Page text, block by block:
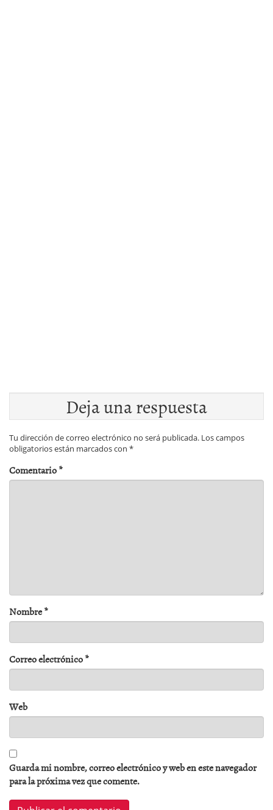
Deja una respuesta
Tu dirección de correo electrónico no será publicada. Los campos
obligatorios están marcados con *
Comentario*
Nombre*
Correo electrónico*
Web
Guarda mi nombre, correo electrónico y web en este navegador
para la próxima vez que comente.